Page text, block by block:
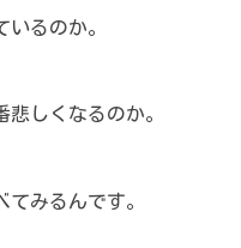
るのか。
しくなるのか。
みるんです。